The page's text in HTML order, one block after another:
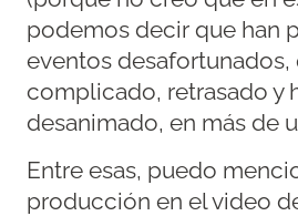
podemos decir que han
eventos desafortunados,
complicado, retrasado y
desanimado, en más de
Entre esas, puedo
producción en el video